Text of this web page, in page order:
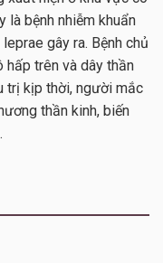
là bệnh nhiễm khuẩn
gây ra. Bệnh chủ
hấp trên và dây thần
trị kịp thời, người mắc
thần kinh, biến